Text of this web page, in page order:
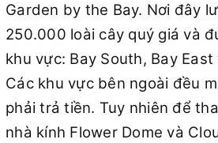
Garden by the Bay. Nơi đây
250.000 loài cây quý giá và
khu vực: Bay South, Bay
Các khu vực bên ngoài đều
phải trả tiền. Tuy nhiên để
nhà kính Flower Dome và